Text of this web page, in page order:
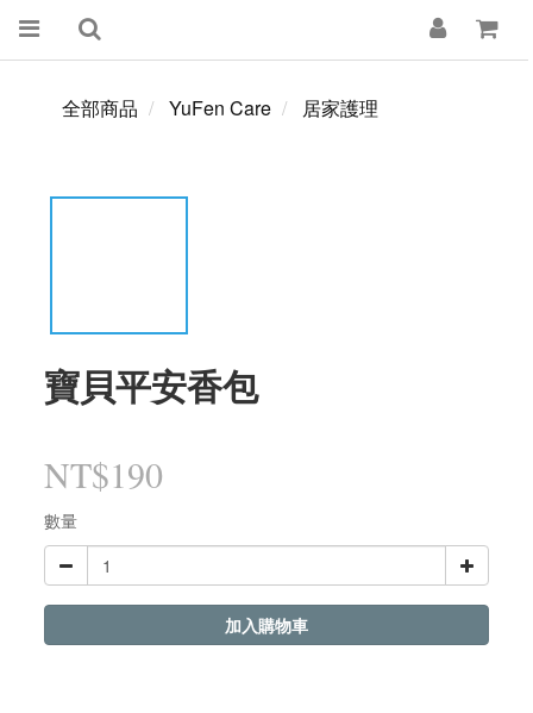
全部商品 YuFen Care 居家護理
寶貝平安香包
NT$190
數量
加入購物車